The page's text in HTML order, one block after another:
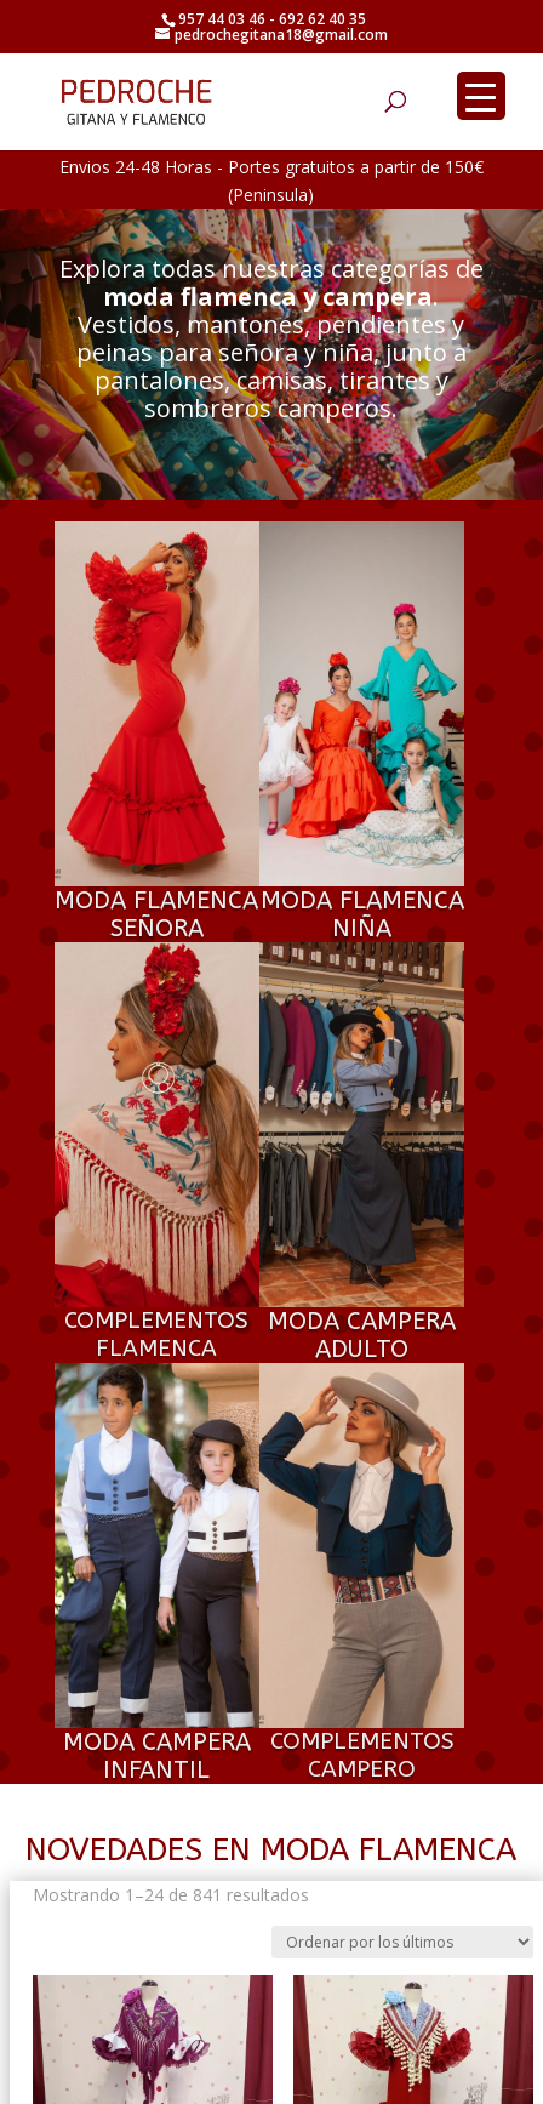
957 44 03 46 - 692 62 40 35
pedrochegitana18@gmail.com
Envios 24-48 Horas - Portes gratuitos a partir de 150€
(Peninsula)
Explora todas nuestras categorías de
moda flamenca y campera.
Vestidos, mantones, pendientes y
peinas para señora y niña, junto a
pantalones, camisas, tirantes y
sombreros camperos.
MODA FLAMENCA
SEÑORA
MODA FLAMENCA
NIÑA
COMPLEMENTOS
FLAMENCA
MODA CAMPERA
ADULTO
MODA CAMPERA
INFANTIL
COMPLEMENTOS
CAMPERO
NOVEDADES EN MODA FLAMENCA
Mostrando 1–24 de 841 resultadosOrdenado
los
últimos